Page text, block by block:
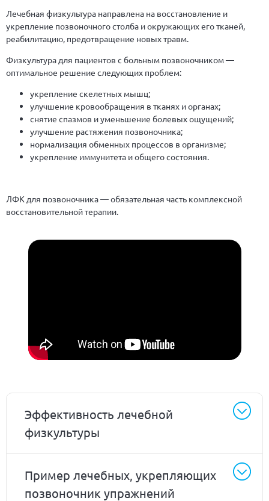
Лечебная физкультура направлена на восстановление и
укрепление позвоночного столба и окружающих его тканей,
реабилитацию, предотвращение новых травм.
Физкультура для пациентов с больным позвоночником —
оптимальное решение следующих проблем:
укрепление скелетных мышц;
улучшение кровообращения в тканях и органах;
снятие спазмов и уменьшение болевых ощущений;
улучшение растяжения позвоночника;
нормализация обменных процессов в организме;
укрепление иммунитета и общего состояния.
ЛФК для позвоночника — обязательная часть комплексной
восстановительной терапии.
Эффективность лечебной
физкультуры
Пример лечебных, укрепляющих
позвоночник упражнений